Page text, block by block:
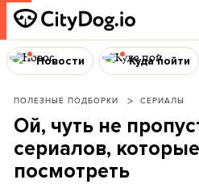
Новости Куда пойти
ПОЛЕЗНЫЕ ПОДБОРКИ СЕРИАЛЫ
Ой, чуть не
сериалов,
посмотреть